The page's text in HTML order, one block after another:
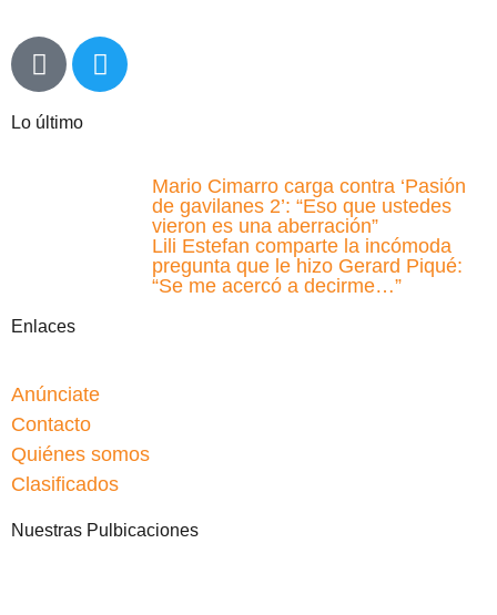
Lo último
Mario Cimarro carga contra ‘Pasión
de gavilanes 2’: “Eso que ustedes
vieron es una aberración”
Lili Estefan comparte la incómoda
pregunta que le hizo Gerard Piqué:
“Se me acercó a decirme…”
Enlaces
Anúnciate
Contacto
Quiénes somos
Clasificados
Nuestras Pulbicaciones